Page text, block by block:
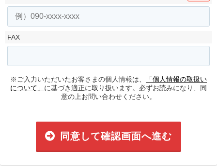
FAX
※ご入力いただいたお客さまの個人情報は、
「個人情報の取扱い
について」 に基づき適正に取り扱います。必ずお読みになり、同
意の上お問い合わせください。
同意して確認画面へ進む